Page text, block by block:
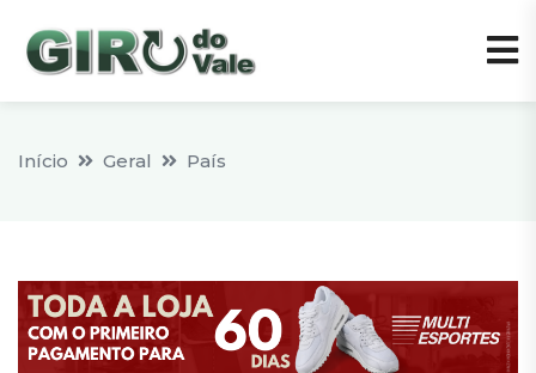
Início Geral País